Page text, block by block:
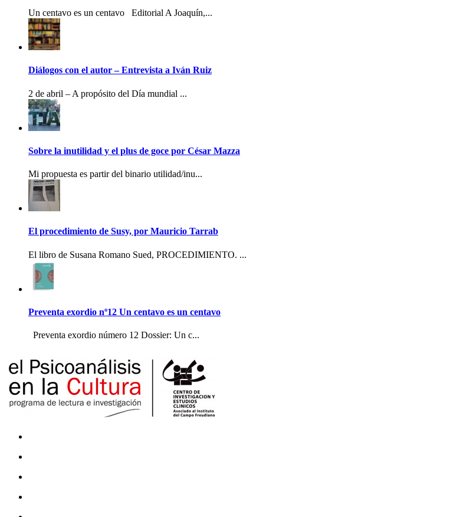
Un centavo es un centavo Editorial A Joaquín,...
Diálogos con el autor – Entrevista a Iván Ruiz
2 de abril – A propósito del Día mundial ...
Sobre la inutilidad y el plus de goce por César Mazza
Mi propuesta es partir del binario utilidad/inu...
El procedimiento de Susy, por Mauricio Tarrab
El libro de Susana Romano Sued, PROCEDIMIENTO. ...
Preventa exordio nº12 Un centavo es un centavo
Preventa exordio número 12 Dossier: Un c...